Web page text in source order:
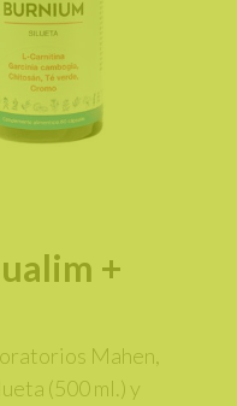
+
Mahen,
(500 ml.) y